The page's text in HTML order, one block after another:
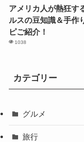
アメリカ人が熱狂す
ルスの豆知識＆手作
ピご紹介！
1038
カテゴリー
グルメ
旅行